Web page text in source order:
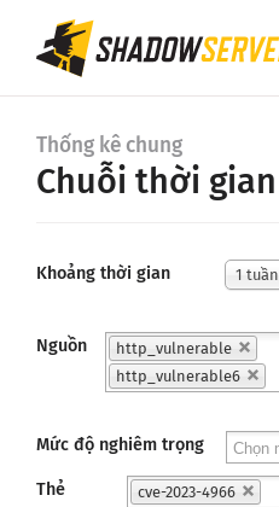
Thống kê chung
Chuỗi thời gian
Khoảng thời gian 1 tuần
Nguồn
http_vulnerable
http_vulnerable6
Mức độ nghiêm trọng
Thẻ cve-2023-4966